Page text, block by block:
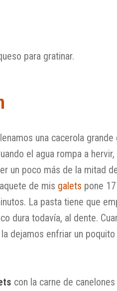
para gratinar.
una cacerola grande
el agua rompa a
un poco más de la mitad
de mis galets pone
La pasta tiene que
dura todavía, al dente.
dejamos enfriar un
con la carne de